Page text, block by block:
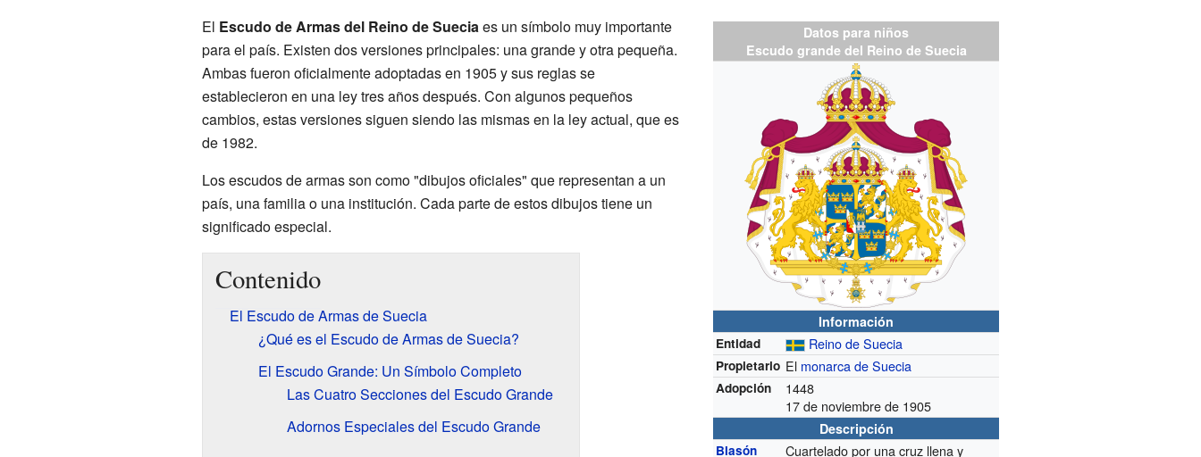
Datos para niños
Escudo grande del Reino de Suecia
Información
Entidad Reino de Suecia
Propietario El monarca de Suecia
Adopción
1448
17 de noviembre de 1905
Descripción
Blasón
Cuartelado por una cruz llena y
El Escudo de Armas del Reino de Sueciaes un símbolo muy importante
para el país. Existen dos versiones principales: una grande y otra pequeña.
Ambas fueron oficialmente adoptadas en 1905 y sus reglas se
establecieron en una ley tres años después. Con algunos pequeños
cambios, estas versiones siguen siendo las mismas en la ley actual, que es
de 1982.
Los escudos de armas son como "dibujos oficiales" que representan a un
país, una familia o una institución. Cada parte de estos dibujos tiene un
significado especial.
Contenido
El Escudo de Armas de Suecia
¿Qué es el Escudo de Armas de Suecia?
El Escudo Grande: Un Símbolo Completo
Las Cuatro Secciones del Escudo Grande
Adornos Especiales del Escudo Grande